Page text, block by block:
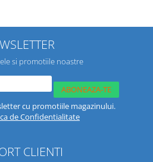
si promotiile noastre
cu promotiile magazinului.
de Confidentialitate
CLIENTI